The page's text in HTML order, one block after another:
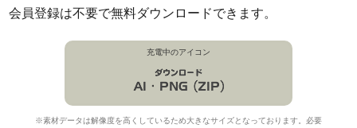
会員登録は不要で無料ダウンロードできます。
充電中のアイコン
※素材データは解像度を高くしているため大きなサイズとなっております。必要